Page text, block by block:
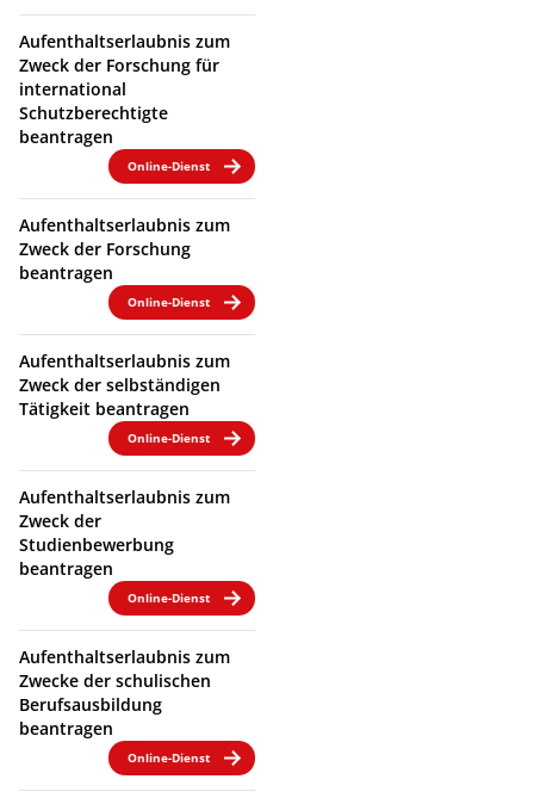
Aufenthaltserlaubnis zum
Zweck der Forschung für
international
Schutzberechtigte
beantragen
Online-Dienst
Aufenthaltserlaubnis zum
Zweck der Forschung
beantragen
Online-Dienst
Aufenthaltserlaubnis zum
Zweck der selbständigen
Tätigkeit beantragen
Online-Dienst
Aufenthaltserlaubnis zum
Zweck der
Studienbewerbung
beantragen
Online-Dienst
Aufenthaltserlaubnis zum
Zwecke der schulischen
Berufsausbildung
beantragen
Online-Dienst